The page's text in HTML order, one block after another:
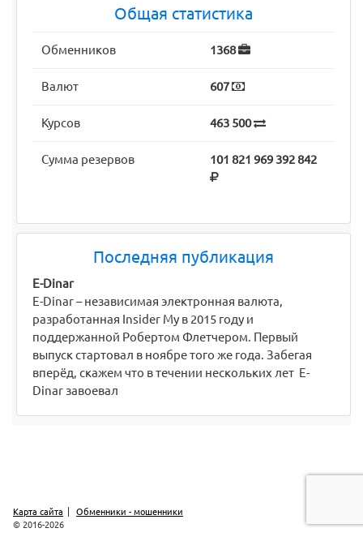
Общая статистика
Обменников 1368
Валют 607
Курсов 463 500
Сумма резервов 101 821 969 392 842
Последняя публикация
E-Dinar
E-Dinar – независимая электронная валюта,
разработанная Insider My в 2015 году и
поддержанной Робертом Флетчером. Первый
выпуск стартовал в ноябре того же года. Забегая
вперёд, скажем что в течении нескольких лет E-
Dinar завоевал
Карта сайта
Обменники - мошенники
© 2016-2026